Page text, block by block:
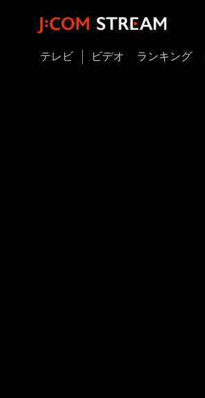
テレビ ビデオ ランキング